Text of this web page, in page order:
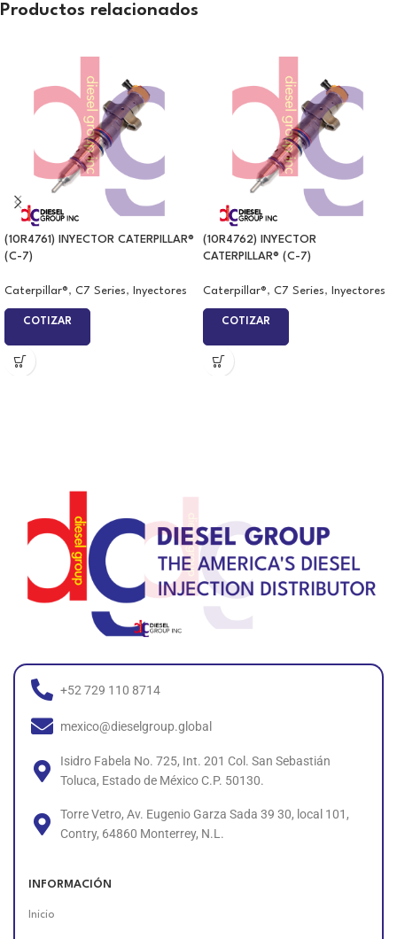
Productos relacionados
(10R4761) INYECTOR CATERPILLAR®
(C-7)
Caterpillar®, C7 Series, Inyectores
COTIZAR
(10R4762) INYECTOR
CATERPILLAR® (C-7)
Caterpillar®, C7 Series, Inyectores
COTIZAR
+52 729 110 8714
mexico@dieselgroup.global
Isidro Fabela No. 725, Int. 201 Col. San Sebastián
Toluca, Estado de México C.P. 50130.
Torre Vetro, Av. Eugenio Garza Sada 39 30, local 101,
Contry, 64860 Monterrey, N.L.
INFORMACIÓN
Inicio